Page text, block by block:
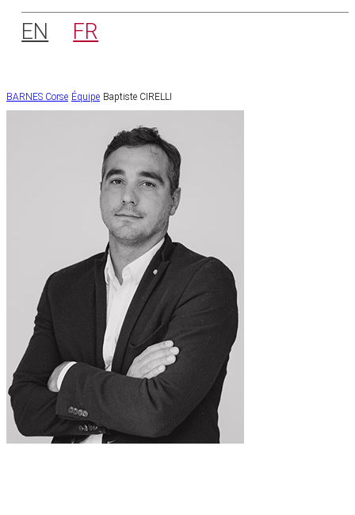
EN FR
BARNES Corse Équipe Baptiste CIRELLI